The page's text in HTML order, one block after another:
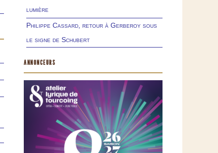
lumière
Philippe Cassard, retour à Gerberoy sous
le signe de Schubert
ANNONCEURS